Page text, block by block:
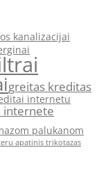
kanalizacijai
greitas kreditas
internetu
internete
palukanom
apatinis trikotazas